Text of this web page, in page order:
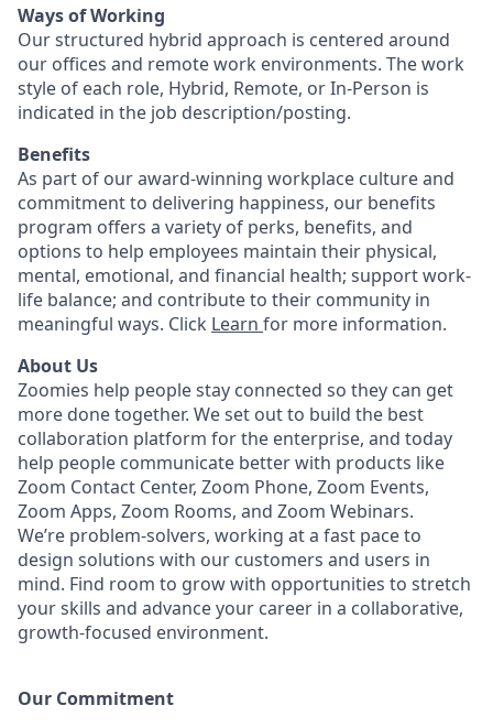
Ways of Working
Our structured hybrid approach is centered around
our offices and remote work environments. The work
style of each role, Hybrid, Remote, or In-Person is
indicated in the job description/posting.
Benefits
As part of our award-winning workplace culture and
commitment to delivering happiness, our benefits
program offers a variety of perks, benefits, and
options to help employees maintain their physical,
mental, emotional, and financial health; support work-
life balance; and contribute to their community in
meaningful ways. Click Learn for more information.
About Us
Zoomies help people stay connected so they can get
more done together. We set out to build the best
collaboration platform for the enterprise, and today
help people communicate better with products like
Zoom Contact Center, Zoom Phone, Zoom Events,
Zoom Apps, Zoom Rooms, and Zoom Webinars.
We’re problem-solvers, working at a fast pace to
design solutions with our customers and users in
mind. Find room to grow with opportunities to stretch
your skills and advance your career in a collaborative,
growth-focused environment.
Our Commitment​